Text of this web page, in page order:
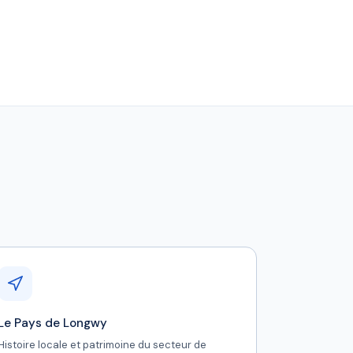
Pays de Longwy
locale et patrimoine du secteur de